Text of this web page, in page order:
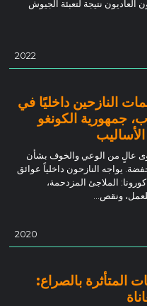
العاديون نتيجة لتعبئة الجيوش
2022
19 في مخيمات النازحين داخليًا في
جمهورية الكونغو
عالٍ من الوعي والخوف بشأن
يواجه النازحون داخلياً عوائق
الملاجئ المزدحمة،
ونقص...
2020
المتأثرة بالصراع: